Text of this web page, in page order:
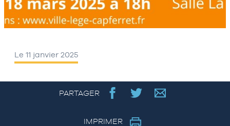
Le 11 janvier 2025
PARTAGER
IMPRIMER